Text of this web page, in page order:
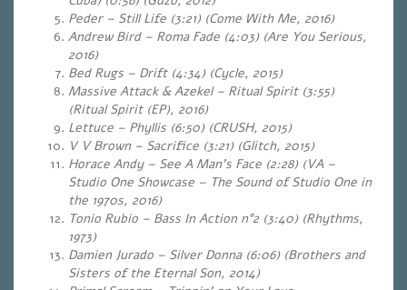
Peder – Still Life (3:21) (Come With Me, 2016)
Andrew Bird – Roma Fade (4:03) (Are You Serious,
2016)
Bed Rugs – Drift (4:34) (Cycle, 2015)
Massive Attack & Azekel – Ritual Spirit (3:55)
(Ritual Spirit (EP), 2016)
Lettuce – Phyllis (6:50) (CRUSH, 2015)
V V Brown – Sacrifice (3:21) (Glitch, 2015)
Horace Andy – See A Man’s Face (2:28) (VA –
Studio One Showcase – The Sound of Studio One in
the 1970s, 2016)
Tonio Rubio – Bass In Action n°2 (3:40) (Rhythms,
1973)
Damien Jurado – Silver Donna (6:06) (Brothers and
Sisters of the Eternal Son, 2014)